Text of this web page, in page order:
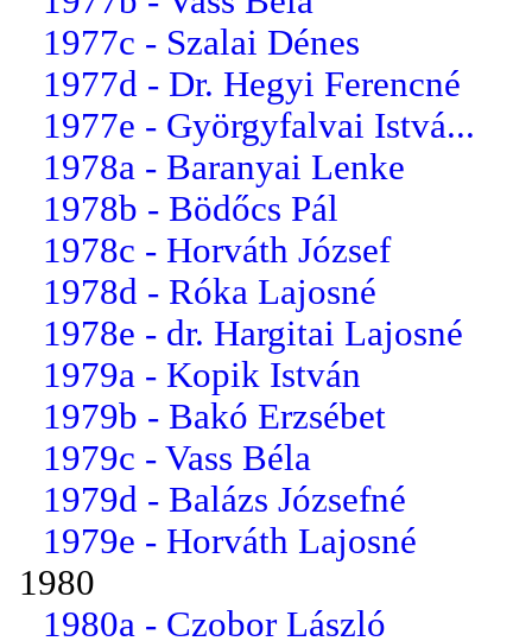
1977c - Szalai Dénes
1977d - Dr. Hegyi Ferencné
1977e - Györgyfalvai Istvá...
1978a - Baranyai Lenke
1978b - Bödőcs Pál
1978c - Horváth József
1978d - Róka Lajosné
1978e - dr. Hargitai Lajosné
1979a - Kopik István
1979b - Bakó Erzsébet
1979c - Vass Béla
1979d - Balázs Józsefné
1979e - Horváth Lajosné
1980
1980a - Czobor László